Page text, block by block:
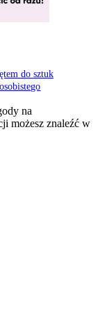
do sztuk
na
możesz znaleźć w